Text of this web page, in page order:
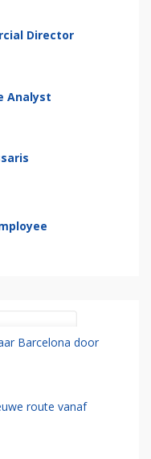
Director
Analyst
Barcelona door
route vanaf